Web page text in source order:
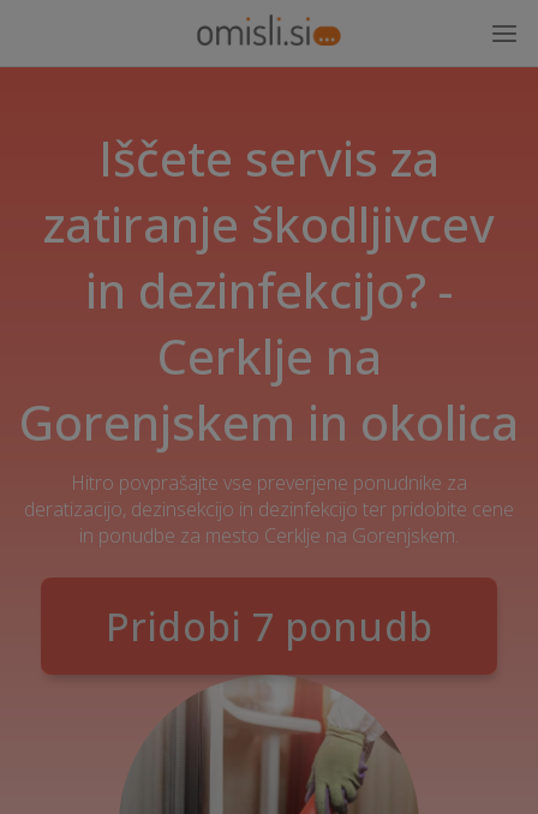
Iščete servis za
zatiranje škodljivcev
in dezinfekcijo? -
Cerklje na
Gorenjskem in okolica
Hitro povprašajte vse preverjene ponudnike za
deratizacijo, dezinsekcijo in dezinfekcijo ter pridobite cene
in ponudbe za mesto Cerklje na Gorenjskem.
Pridobi 7 ponudb